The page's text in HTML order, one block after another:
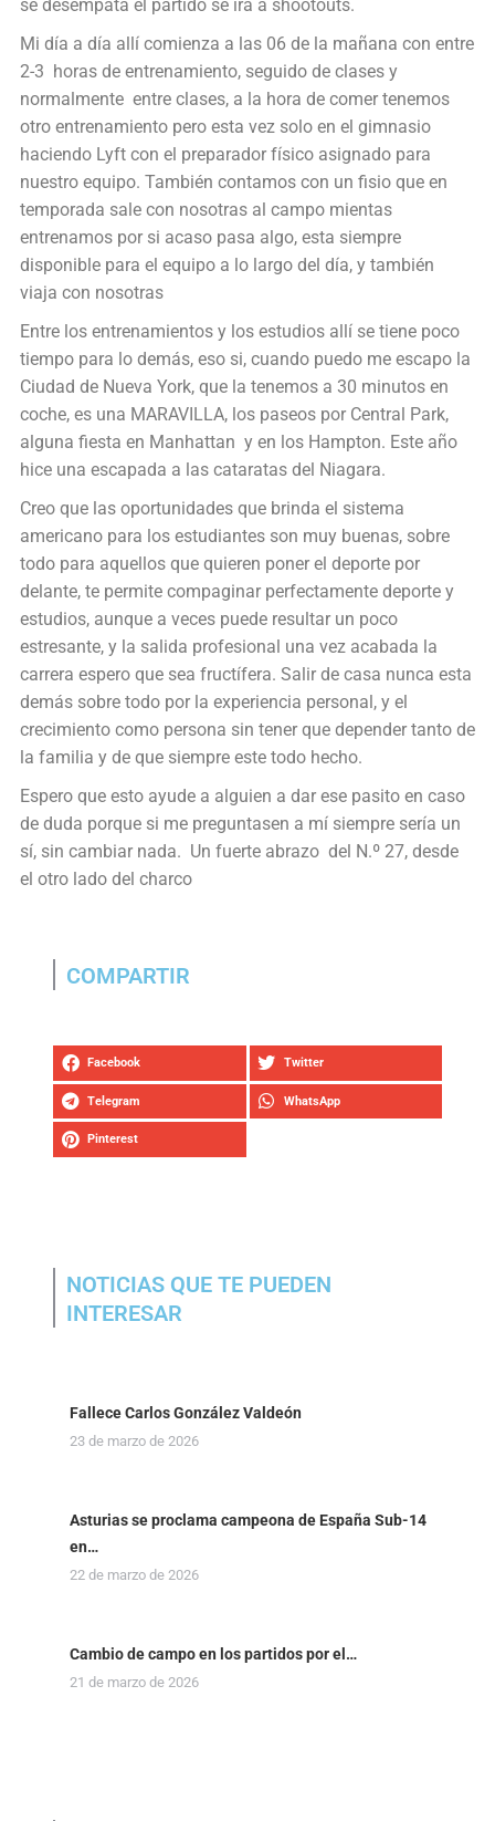
se desempata el partido se ira a shootouts.
Mi día a día allí comienza a las 06 de la mañana con entre
2-3 horas de entrenamiento, seguido de clases y
normalmente entre clases, a la hora de comer tenemos
otro entrenamiento pero esta vez solo en el gimnasio
haciendo Lyft con el preparador físico asignado para
nuestro equipo. También contamos con un fisio que en
temporada sale con nosotras al campo mientas
entrenamos por si acaso pasa algo, esta siempre
disponible para el equipo a lo largo del día, y también
viaja con nosotras
Entre los entrenamientos y los estudios allí se tiene poco
tiempo para lo demás, eso si, cuando puedo me escapo la
Ciudad de Nueva York, que la tenemos a 30 minutos en
coche, es una MARAVILLA, los paseos por Central Park,
alguna fiesta en Manhattan y en los Hampton. Este año
hice una escapada a las cataratas del Niagara.
Creo que las oportunidades que brinda el sistema
americano para los estudiantes son muy buenas, sobre
todo para aquellos que quieren poner el deporte por
delante, te permite compaginar perfectamente deporte y
estudios, aunque a veces puede resultar un poco
estresante, y la salida profesional una vez acabada la
carrera espero que sea fructífera. Salir de casa nunca esta
demás sobre todo por la experiencia personal, y el
crecimiento como persona sin tener que depender tanto de
la familia y de que siempre este todo hecho.
Espero que esto ayude a alguien a dar ese pasito en caso
de duda porque si me preguntasen a mí siempre sería un
sí, sin cambiar nada. Un fuerte abrazo del N.º 27, desde
el otro lado del charco
COMPARTIR
Facebook Twitter
Telegram WhatsApp
Pinterest
NOTICIAS QUE TE PUEDEN
INTERESAR
Fallece Carlos González Valdeón
23 de marzo de 2026
Asturias se proclama campeona de España Sub-14
en…
22 de marzo de 2026
Cambio de campo en los partidos por el…
21 de marzo de 2026